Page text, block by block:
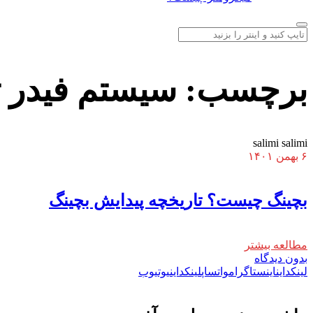
برچسب: سیستم فیدر
salimi salimi
۶ بهمن ۱۴۰۱
بچینگ چیست؟ تاریخچه پیدایش بچینگ
مطالعه بیشتر
بدون دیدگاه
لینکدایناینستاگرامواتساپلینکداینیوتیوب